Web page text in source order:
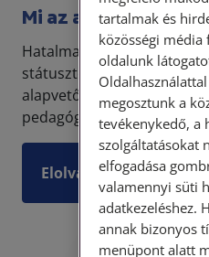
Mi az a
Hatalmas port kavart a
státusztörvény-tervezet,
alapvetően átalakítaná a
pedagógusok munkajogi
Elolvasom
tartalmak és
közösségi média
oldalunk
megosztunk a
tevékenykedő, a
szolgáltatásokat
elfogadása
valamennyi süti
adatkezeléshez.
annak bizonyos
menüpont alatt